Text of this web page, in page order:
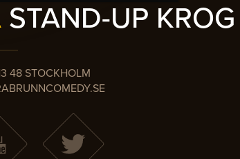
STAND-UP KROG
48 STOCKHOLM